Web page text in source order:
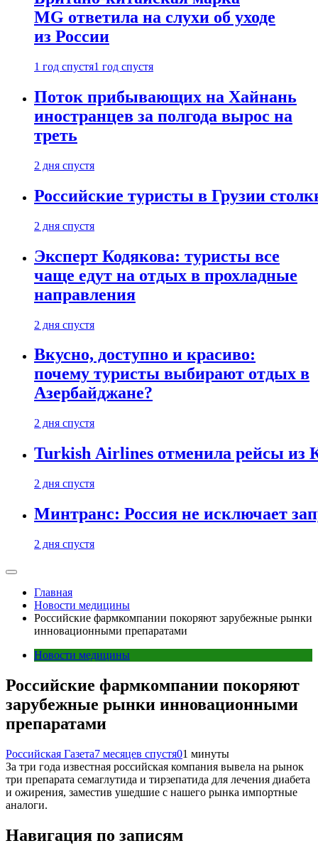
MG ответила на слухи об уходе
из России
1 год спустя1 год спустя
Поток прибывающих на Хайнань
иностранцев за полгода вырос на
треть
2 дня спустя
Российские туристы в Грузии
2 дня спустя
Эксперт Кодякова: туристы все
чаще едут на отдых в прохладные
направления
2 дня спустя
Вкусно, доступно и красиво:
почему туристы выбирают отдых в
Азербайджане?
2 дня спустя
Turkish Airlines отменила рейсы из
2 дня спустя
Минтранс: Россия не исключает
2 дня спустя
Главная
Новости медицины
Российские фармкомпании покоряют зарубежные рынки
инновационными препаратами
Новости медицины
Российские фармкомпании покоряют
зарубежные рынки инновационными
препаратами
Российская Газета7 месяцев спустя01 минуты
За три года известная российская компания вывела на рынок
три препарата семаглутида и тирзепатида для лечения диабета
и ожирения, заместив ушедшие с нашего рынка импортные
аналоги.
Навигация по записям